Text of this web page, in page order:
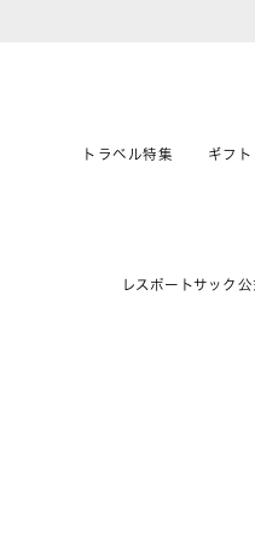
トラベル特集 ギフト
レスポートサック